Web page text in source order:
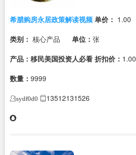
希腊购房永居政策解读视频 单价： 1.00
类别： 核心产品 单位： 张
产品：移民美国投资人必看 折扣价： 1.00
数量： 9999
sydf0d0 13512131526